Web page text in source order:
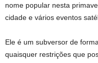
nome popular nesta
cidade e vários eventos
Ele é um subversor de
quaisquer restrições que